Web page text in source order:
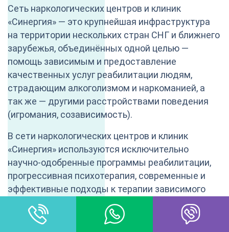
Сеть наркологических центров и клиник
«Синергия» — это крупнейшая инфраструктура
на территории нескольких стран СНГ и ближнего
зарубежья, объединённых одной целью —
помощь зависимым и предоставление
качественных услуг реабилитации людям,
страдающим алкоголизмом и наркоманией, а
так же — другими расстройствами поведения
(игромания, созависимость).
В сети наркологических центров и клиник
«Синергия» используются исключительно
научно-одобренные программы реабилитации,
прогрессивная психотерапия, современные и
эффективные подходы к терапии зависимого
мышления.
В «Синергии» имеются жесткие стандарты